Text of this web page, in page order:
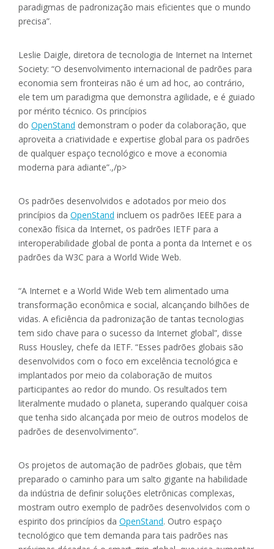
paradigmas de padronização mais eficientes que o mundo
precisa”.
Leslie Daigle, diretora de tecnologia de Internet na Internet
Society: “O desenvolvimento internacional de padrões para
economia sem fronteiras não é um ad hoc, ao contrário,
ele tem um paradigma que demonstra agilidade, e é guiado
por mérito técnico. Os princípios
do OpenStand demonstram o poder da colaboração, que
aproveita a criatividade e expertise global para os padrões
de qualquer espaço tecnológico e move a economia
moderna para adiante”.,/p>
Os padrões desenvolvidos e adotados por meio dos
princípios da OpenStand incluem os padrões IEEE para a
conexão física da Internet, os padrões IETF para a
interoperabilidade global de ponta a ponta da Internet e os
padrões da W3C para a World Wide Web.
“A Internet e a World Wide Web tem alimentado uma
transformação econômica e social, alcançando bilhões de
vidas. A eficiência da padronização de tantas tecnologias
tem sido chave para o sucesso da Internet global”, disse
Russ Housley, chefe da IETF. “Esses padrões globais são
desenvolvidos com o foco em excelência tecnológica e
implantados por meio da colaboração de muitos
participantes ao redor do mundo. Os resultados tem
literalmente mudado o planeta, superando qualquer coisa
que tenha sido alcançada por meio de outros modelos de
padrões de desenvolvimento”.
Os projetos de automação de padrões globais, que têm
preparado o caminho para um salto gigante na habilidade
da indústria de definir soluções eletrônicas complexas,
mostram outro exemplo de padrões desenvolvidos com o
espirito dos princípios da OpenStand. Outro espaço
tecnológico que tem demanda para tais padrões nas